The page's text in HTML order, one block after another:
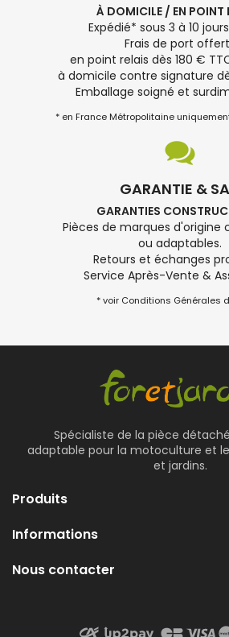
À DOMICILE / EN POINT
Expédié* sous 3 à 10
Frais de port
en point relais dès 180 €
à domicile contre signature
Emballage soigné et
* en France Métropolitaine
GARANTIE &
GARANTIES
Pièces de marques d'origine
ou adaptables.
Retours et échanges
Service Après-Vente &
* voir Conditions Générales
Spécialiste de la pièce
adaptable pour la motoculture et
et jardins.
Produits
Informations
Nous contacter